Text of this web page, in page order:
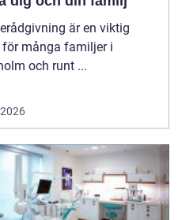
är en viktig
för många familjer i
och runt ...